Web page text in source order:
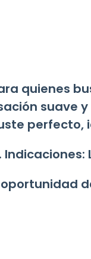
quienes
suave
perfecto,
oportunidad